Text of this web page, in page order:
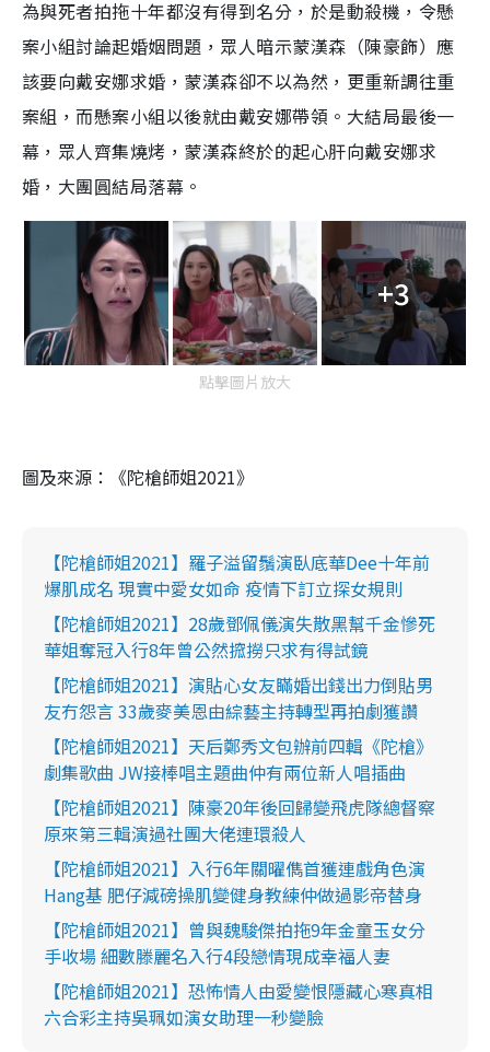
為與死者拍拖十年都沒有得到名分，於是動殺機，令懸
案小組討論起婚姻問題，眾人暗示蒙漢森（陳豪飾）應
該要向戴安娜求婚，蒙漢森卻不以為然，更重新調往重
案組，而懸案小組以後就由戴安娜帶領。大結局最後一
幕，眾人齊集燒烤，蒙漢森終於的起心肝向戴安娜求
婚，大團圓結局落幕。
+3
點擊圖片放大
圖及來源：《陀槍師姐2021》
【陀槍師姐2021】羅子溢留鬚演臥底華Dee十年前
爆肌成名 現實中愛女如命 疫情下訂立探女規則
【陀槍師姐2021】28歲鄧佩儀演失散黑幫千金慘死
華姐奪冠入行8年曾公然搲撈只求有得試鏡
【陀槍師姐2021】演貼心女友瞞婚出錢出力倒貼男
友冇怨言 33歲麥美恩由綜藝主持轉型再拍劇獲讚
【陀槍師姐2021】天后鄭秀文包辦前四輯《陀槍》
劇集歌曲 JW接棒唱主題曲仲有兩位新人唱插曲
【陀槍師姐2021】陳豪20年後回歸變飛虎隊總督察
原來第三輯演過社團大佬連環殺人
【陀槍師姐2021】入行6年關曜儁首獲連戲角色演
Hang基 肥仔減磅操肌變健身教練仲做過影帝替身
【陀槍師姐2021】曾與魏駿傑拍拖9年金童玉女分
手收場 細數滕麗名入行4段戀情現成幸福人妻
【陀槍師姐2021】恐怖情人由愛變恨隱藏心寒真相
六合彩主持吳珮如演女助理一秒變臉